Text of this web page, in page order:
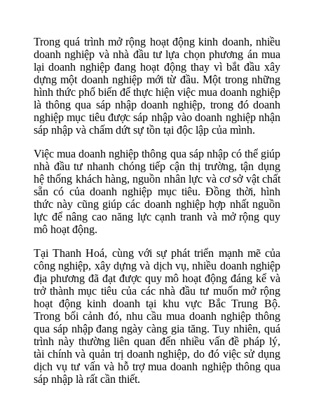
Trong quá trình mở rộng hoạt động kinh doanh, nhiều
doanh nghiệp và nhà đầu tư lựa chọn phương án mua
lại doanh nghiệp đang hoạt động thay vì bắt đầu xây
dựng một doanh nghiệp mới từ đầu. Một trong những
hình thức phổ biến để thực hiện việc mua doanh nghiệp
là thông qua sáp nhập doanh nghiệp, trong đó doanh
nghiệp mục tiêu được sáp nhập vào doanh nghiệp nhận
sáp nhập và chấm dứt sự tồn tại độc lập của mình.
Việc mua doanh nghiệp thông qua sáp nhập có thể giúp
nhà đầu tư nhanh chóng tiếp cận thị trường, tận dụng
hệ thống khách hàng, nguồn nhân lực và cơ sở vật chất
sẵn có của doanh nghiệp mục tiêu. Đồng thời, hình
thức này cũng giúp các doanh nghiệp hợp nhất nguồn
lực để nâng cao năng lực cạnh tranh và mở rộng quy
mô hoạt động.
Tại Thanh Hoá, cùng với sự phát triển mạnh mẽ của
công nghiệp, xây dựng và dịch vụ, nhiều doanh nghiệp
địa phương đã đạt được quy mô hoạt động đáng kể và
trở thành mục tiêu của các nhà đầu tư muốn mở rộng
hoạt động kinh doanh tại khu vực Bắc Trung Bộ.
Trong bối cảnh đó, nhu cầu mua doanh nghiệp thông
qua sáp nhập đang ngày càng gia tăng. Tuy nhiên, quá
trình này thường liên quan đến nhiều vấn đề pháp lý,
tài chính và quản trị doanh nghiệp, do đó việc sử dụng
dịch vụ tư vấn và hỗ trợ mua doanh nghiệp thông qua
sáp nhập là rất cần thiết.